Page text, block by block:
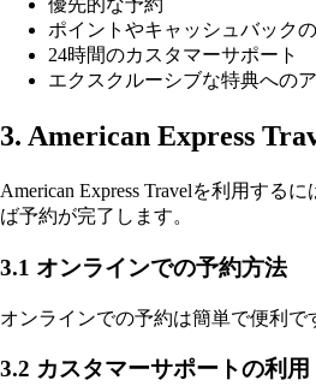
ポイントやキャッシュバック
24時間のカスタマーサポート
エクスクルーシブな特典への
3. American Express
American Express Travelを利用す
ば予約が完了します。
3.1 オンラインでの予約方法
オンラインでの予約は簡単で便利
3.2 カスタマーサポートの利用